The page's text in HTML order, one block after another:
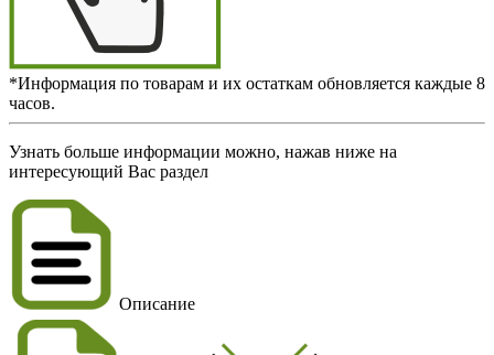
*Информация по товарам и их остаткам обновляется каждые 8
часов.
Узнать больше информации можно, нажав ниже на
интересующий Вас раздел
Описание